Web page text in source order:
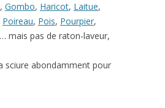
, Gombo, Haricot, Laitue,
Poireau, Pois, Pourpier,
… mais pas de raton-laveur,
sciure abondamment pour